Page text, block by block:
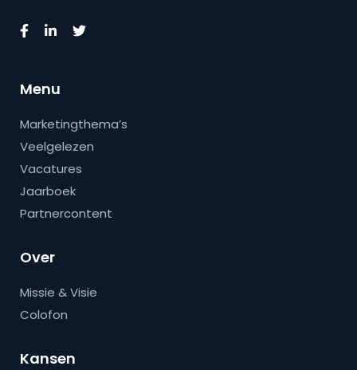
Menu
Marketingthema’s
Veelgelezen
Vacatures
Jaarboek
Partnercontent
Over
Missie & Visie
Colofon
Kansen